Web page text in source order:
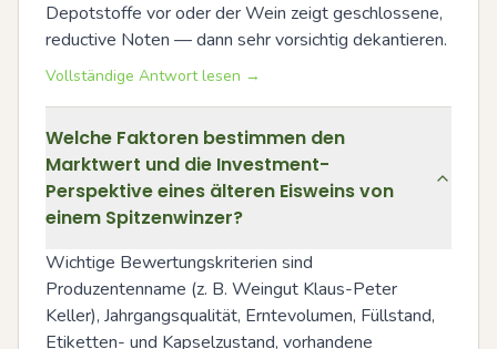
Depotstoffe vor oder der Wein zeigt geschlossene,
reductive Noten — dann sehr vorsichtig dekantieren.
Vollständige Antwort lesen →
Welche Faktoren bestimmen den
Marktwert und die Investment-
Perspektive eines älteren Eisweins von
einem Spitzenwinzer?
Wichtige Bewertungskriterien sind
Produzentenname (z. B. Weingut Klaus-Peter
Keller), Jahrgangsqualität, Erntevolumen, Füllstand,
Etiketten- und Kapselzustand, vorhandene